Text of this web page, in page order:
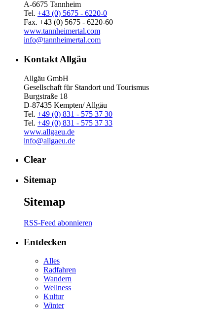
A-6675 Tannheim
Tel. +43 (0) 5675 - 6220-0
Fax. +43 (0) 5675 - 6220-60
www.tannheimertal.com
info@tannheimertal.com
Kontakt Allgäu
Allgäu GmbH
Gesellschaft für Standort und Tourismus
Burgstraße 18
D-87435 Kempten/ Allgäu
Tel. +49 (0) 831 - 575 37 30
Tel. +49 (0) 831 - 575 37 33
www.allgaeu.de
info@allgaeu.de
Clear
Sitemap
Sitemap
RSS-Feed abonnieren
Entdecken
Alles
Radfahren
Wandern
Wellness
Kultur
Winter